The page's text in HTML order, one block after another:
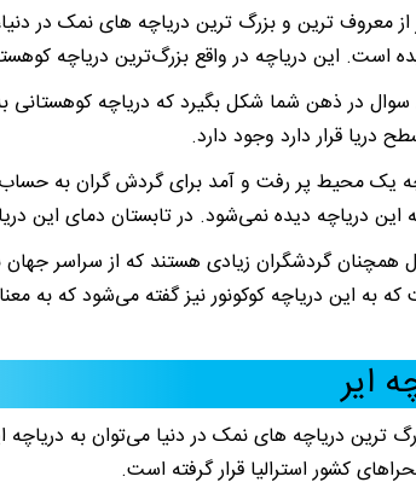
معروف ترین و بزرگ ترین دریاچه های نمک در
است. این دریاچه در واقع بزرگ‌ترین دریاچه
دریا قرار دارد وجود دارد.
یک محیط پر رفت و آمد برای گردش گران به حساب
دیده نمی‌شود. در تابستان دمای این دریاچه به ۱۵ درجه سانتی
همچنان گردشگران زیادی هستند که از سراسر
به این دریاچه کوکونور نیز گفته می‌شود که به
ایر
ترین دریاچه های نمک در دنیا می‌توان به
کشور استرالیا قرار گرفته است.